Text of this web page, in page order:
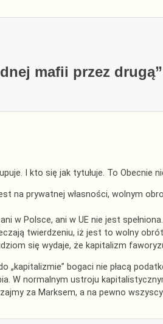
mafii przez drugą”
I kto się jak tytułuje. To Obecnie
na prywatnej własności, wolnym
w Polsce, ani w UE nie jest
twierdzeniu, iż jest to wolny
się wydaje, że kapitalizm
„kapitalizmie” bogaci nie płacą
W normalnym ustroju
za Marksem, a na pewno